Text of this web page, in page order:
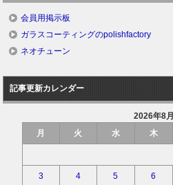
会員用掲示板
ガラスコーティングのpolishfactory
ネオチューン
記事更新カレンダー
2026年8月
月
火 水 木
3 4 5 6